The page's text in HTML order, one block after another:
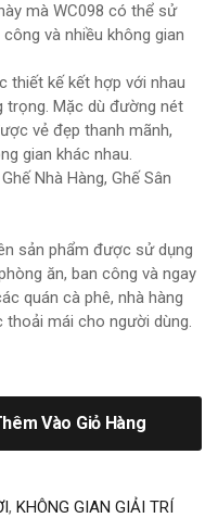
mà WC098 có thể sử
và nhiều không gian
thiết kế kết hợp với nhau
trọng. Mặc dù đường nét
vẻ đẹp thanh mãnh,
gian khác nhau.
Nhà Hàng, Ghế Sân
sản phẩm được sử dụng
ăn, ban công và ngay
quán cà phê, nhà hàng
thoải mái cho người dùng.
Vào Giỏ Hàng
, KHÔNG GIAN GIẢI TRÍ